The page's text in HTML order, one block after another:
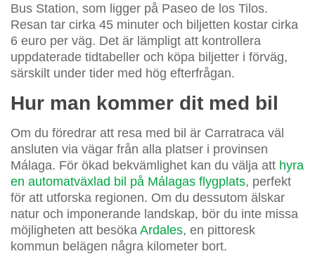
Bus Station, som ligger på Paseo de los Tilos.
Resan tar cirka 45 minuter och biljetten kostar cirka
6 euro per väg. Det är lämpligt att kontrollera
uppdaterade tidtabeller och köpa biljetter i förväg,
särskilt under tider med hög efterfrågan.
Hur man kommer dit med bil
Om du föredrar att resa med bil är Carratraca väl
ansluten via vägar från alla platser i provinsen
Málaga. För ökad bekvämlighet kan du välja att hyra
en automatväxlad bil på Málagas flygplats, perfekt
för att utforska regionen. Om du dessutom älskar
natur och imponerande landskap, bör du inte missa
möjligheten att besöka Ardales, en pittoresk
kommun belägen några kilometer bort.